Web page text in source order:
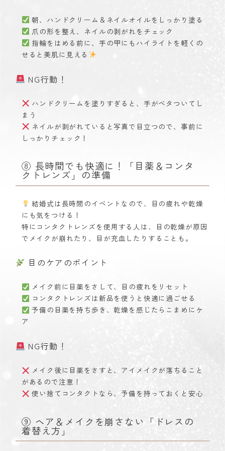
朝、ハンドクリーム＆ネイルオイルをしっかり塗る
爪の形を整え、ネイルの剥がれをチェック
指輪をはめる前に、手の甲にもハイライトを軽くの
せると美肌に見える
NG行動！
ハンドクリームを塗りすぎると、手がベタついてし
まう
ネイルが剥がれていると写真で目立つので、事前に
しっかりチェック！
⑧ 長時間でも快適に！「目薬＆コンタ
クトレンズ」の準備
結婚式は長時間のイベントなので、目の疲れや乾燥
にも気をつける！
特にコンタクトレンズを使用する人は、目の乾燥が原因
でメイクが崩れたり、目が充血したりすることも。
目のケアのポイント
メイク前に目薬をさして、目の疲れをリセット
コンタクトレンズは新品を使うと快適に過ごせる
予備の目薬を持ち歩き、乾燥を感じたらこまめにケ
ア
NG行動！
メイク後に目薬をさすと、アイメイクが落ちること
があるので注意！
使い捨てコンタクトなら、予備を持っておくと安心
⑨ ヘア＆メイクを崩さない「ドレスの
着替え方」